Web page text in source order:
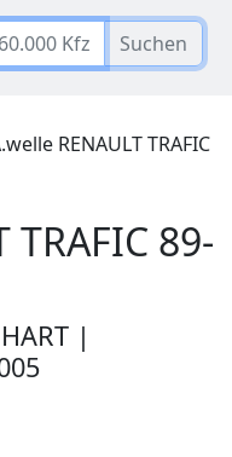
Suchen
RENAULT TRAFIC
TRAFIC 89-
|